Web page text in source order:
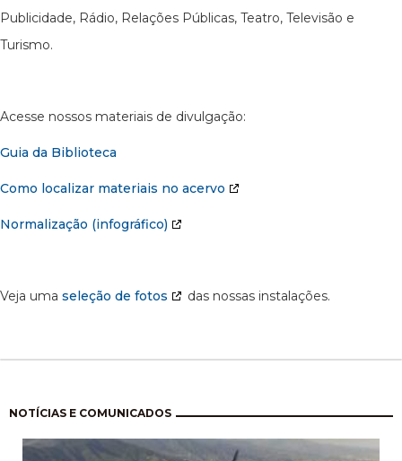
Publicidade, Rádio, Relações Públicas, Teatro, Televisão e
Turismo.
Acesse nossos materiais de divulgação:
Guia da Biblioteca
Como localizar materiais no acervo
Normalização (infográfico)
Veja uma seleção de fotos das nossas instalações.
NOTÍCIAS E COMUNICADOS
Paginação